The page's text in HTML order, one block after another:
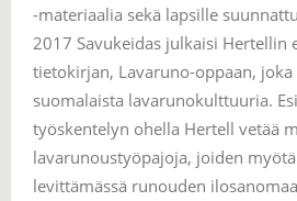
-materiaalia sekä lapsille
2017 Savukeidas julkaisi Hertellin
tietokirjan, Lavaruno-oppaan, joka
suomalaista lavarunokulttuuria.
työskentelyn ohella Hertell vetää
lavarunoustyöpajoja, joiden
levittämässä runouden